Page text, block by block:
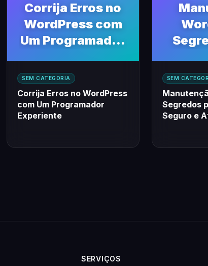
Corrija Erros no
WordPress com
Um Programador
SEM CATEGORIA
Corrija Erros no WordPress
com Um Programador
Experiente
SEM
Segredos
Seguro e
SERVIÇOS